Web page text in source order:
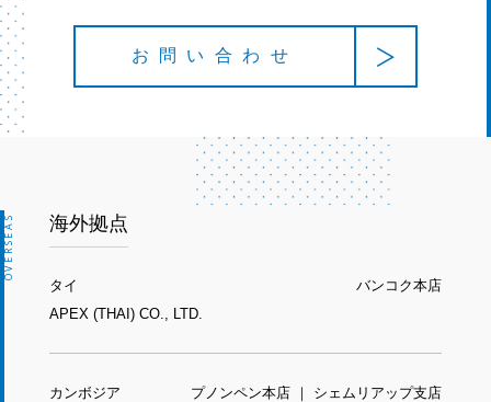
お問い合わせ
OVERSEAS 海外拠点
タイ
APEX (THAI) CO., LTD.
バンコク本店
カンボジア
プノンペン本店 ｜ シェムリアップ支店